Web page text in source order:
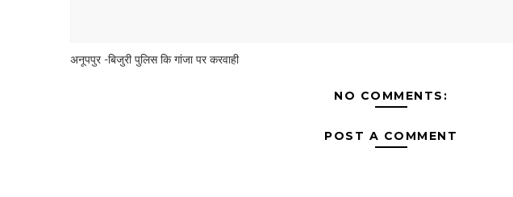
अनूपपुर -बिजुरी पुलिस कि गांजा पर करवाही
NO COMMENTS:
POST A COMMENT